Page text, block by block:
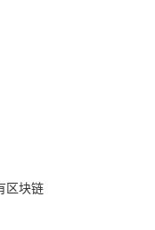
区块链